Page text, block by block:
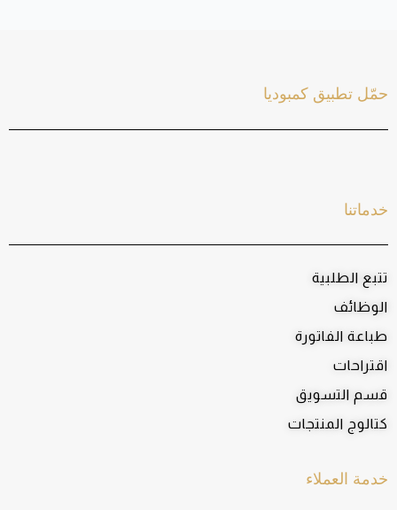
خدمة العملاء
خدماتنا
تتبع الطلبية
الوظائف
طباعة الفاتورة
اقتراحات
قسم التسويق
كتالوج المنتجات
حمّل تطبيق كمبوديا